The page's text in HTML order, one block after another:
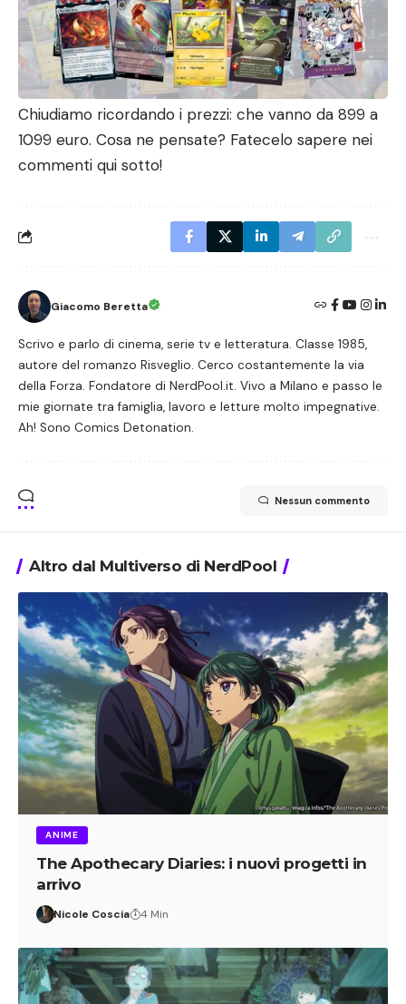
Chiudiamo ricordando i prezzi: che vanno da 899 a
1099 euro. Cosa ne pensate? Fatecelo sapere nei
commenti qui sotto!
Giacomo Beretta
Scrivo e parlo di cinema, serie tv e letteratura. Classe 1985,
autore del romanzo Risveglio. Cerco costantemente la via
della Forza. Fondatore di NerdPool.it. Vivo a Milano e passo le
mie giornate tra famiglia, lavoro e letture molto impegnative.
Ah! Sono Comics Detonation.
Nessun commento
Altro dal Multiverso di NerdPool
ANIME
The Apothecary Diaries: i nuovi progetti in
arrivo
Nicole Coscia 4 Min